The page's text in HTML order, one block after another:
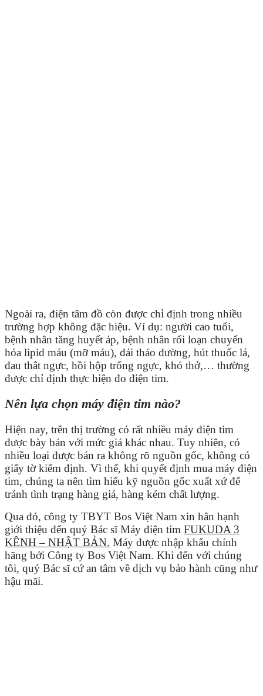
Ngoài ra, điện tâm đồ còn được chỉ định trong nhiều
trường hợp không đặc hiệu. Ví dụ: người cao tuổi,
bệnh nhân tăng huyết áp, bệnh nhân rối loạn chuyển
hóa lipid máu (mỡ máu), đái tháo đường, hút thuốc lá,
đau thắt ngực, hồi hộp trống ngực, khó thở,… thường
được chỉ định thực hiện đo điện tim.
Nên lựa chọn máy điện tim nào?
Hiện nay, trên thị trường có rất nhiều máy điện tim
được bày bán với mức giá khác nhau. Tuy nhiên, có
nhiều loại được bán ra không rõ nguồn gốc, không có
giấy tờ kiểm định. Vì thế, khi quyết định mua máy điện
tim, chúng ta nên tìm hiểu kỹ nguồn gốc xuất xứ để
tránh tình trạng hàng giả, hàng kém chất lượng.
Qua đó, công ty TBYT Bos Việt Nam xin hân hạnh
giới thiệu đến quý Bác sĩ Máy điện tim FUKUDA 3
KÊNH – NHẬT BẢN. Máy được nhập khẩu chính
hãng bởi Công ty Bos Việt Nam. Khi đến với chúng
tôi, quý Bác sĩ cứ an tâm về dịch vụ bảo hành cũng như
hậu mãi.